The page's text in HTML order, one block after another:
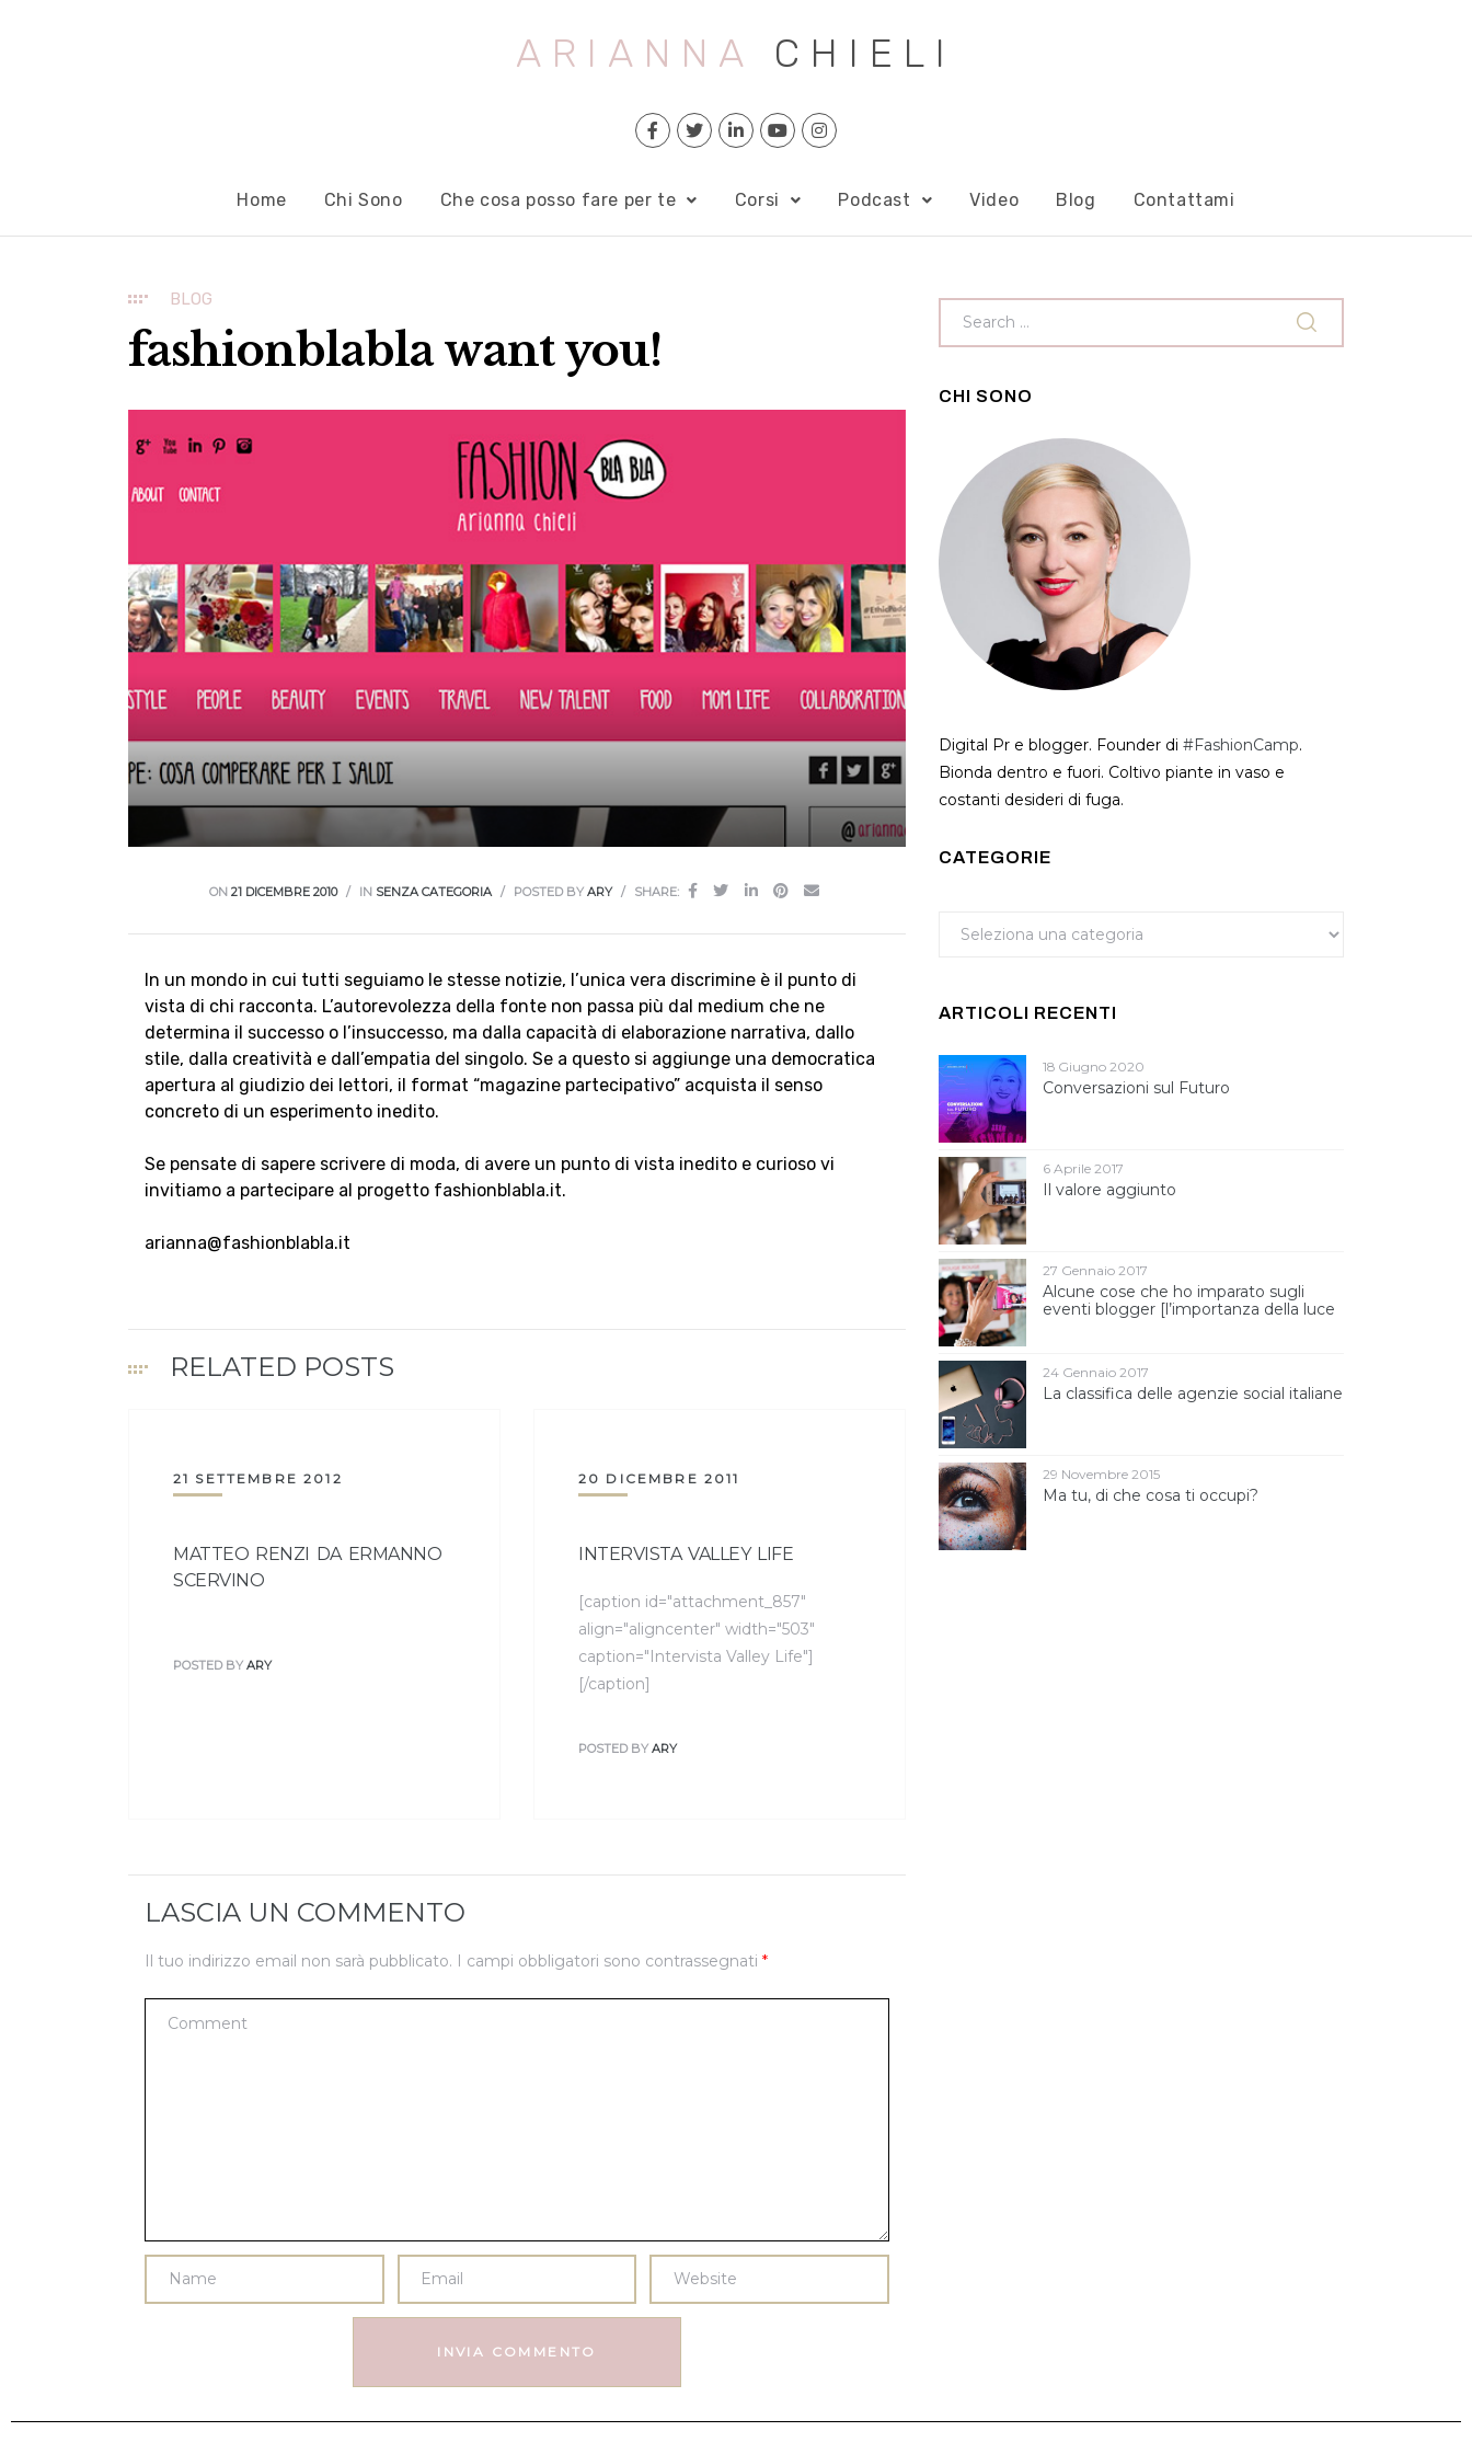
ARIANNA CHIELI
Home Chi Sono Che cosa posso fare per te Corsi Podcast Video Blog Contattami
BLOG
fashionblabla want you!
ON 21 DICEMBRE 2010 IN SENZA CATEGORIA POSTED BY ARY SHARE:
In un mondo in cui tutti seguiamo le stesse notizie, l’unica vera discrimine è il punto di
vista di chi racconta. L’autorevolezza della fonte non passa più dal medium che ne
determina il successo o l’insuccesso, ma dalla capacità di elaborazione narrativa, dallo
stile, dalla creatività e dall’empatia del singolo. Se a questo si aggiunge una democratica
apertura al giudizio dei lettori, il format “magazine partecipativo” acquista il senso
concreto di un esperimento inedito.
Se pensate di sapere scrivere di moda, di avere un punto di vista inedito e curioso vi
invitiamo a partecipare al progetto fashionblabla.it.
arianna@fashionblabla.it
RELATED POSTS
21 SETTEMBRE 2012
MATTEO RENZI DA ERMANNO
SCERVINO
POSTED BY ARY
20 DICEMBRE 2011
INTERVISTA VALLEY LIFE
[caption id="attachment_857"
align="aligncenter" width="503"
caption="Intervista Valley Life"]
[/caption]
POSTED BY ARY
LASCIA UN COMMENTO
Il tuo indirizzo email non sarà pubblicato. I campi obbligatori sono contrassegnati *
CHI SONO
Digital Pr e blogger. Founder di #FashionCamp.
Bionda dentro e fuori. Coltivo piante in vaso e
costanti desideri di fuga.
CATEGORIE
ARTICOLI RECENTI
Conversazioni sul Futuro
18 Giugno 2020
Il valore aggiunto
6 Aprile 2017
Alcune cose che ho imparato sugli
eventi blogger [l’importanza della luce
27 Gennaio 2017
La classifica delle agenzie social italiane
24 Gennaio 2017
Ma tu, di che cosa ti occupi?
29 Novembre 2015